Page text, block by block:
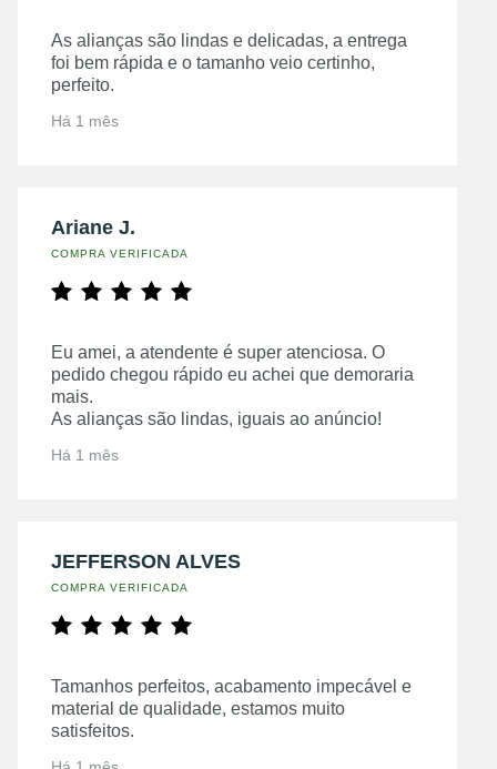
As alianças são lindas e delicadas, a entrega
foi bem rápida e o tamanho veio certinho,
perfeito.
Há 1 mês
Ariane J.
COMPRA VERIFICADA
Eu amei, a atendente é super atenciosa. O
pedido chegou rápido eu achei que demoraria
mais.
As alianças são lindas, iguais ao anúncio!
Há 1 mês
JEFFERSON ALVES
COMPRA VERIFICADA
Tamanhos perfeitos, acabamento impecável e
material de qualidade, estamos muito
satisfeitos.